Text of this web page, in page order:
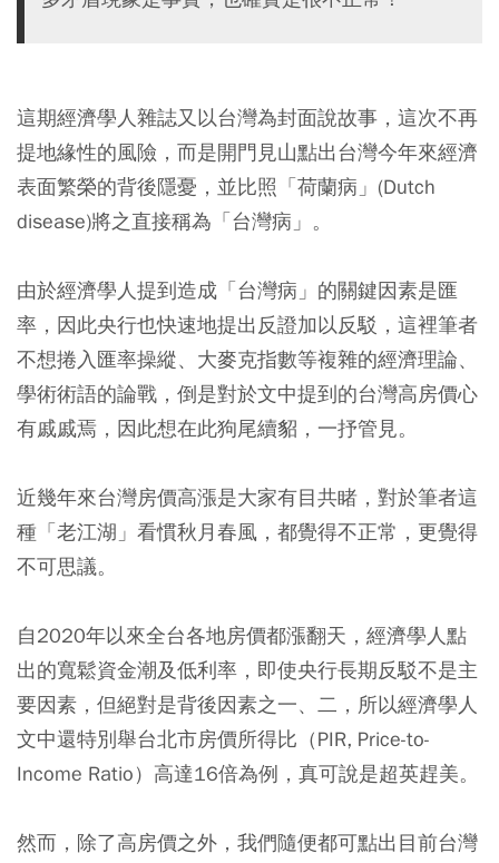
這期經濟學人雜誌又以台灣為封面說故事，這次不再
提地緣性的風險，而是開門見山點出台灣今年來經濟
表面繁榮的背後隱憂，並比照「荷蘭病」(Dutch
disease)將之直接稱為「台灣病」。
由於經濟學人提到造成「台灣病」的關鍵因素是匯
率，因此央行也快速地提出反證加以反駁，這裡筆者
不想捲入匯率操縱、大麥克指數等複雜的經濟理論、
學術術語的論戰，倒是對於文中提到的台灣高房價心
有戚戚焉，因此想在此狗尾續貂，一抒管見。
近幾年來台灣房價高漲是大家有目共睹，對於筆者這
種「老江湖」看慣秋月春風，都覺得不正常，更覺得
不可思議。
自2020年以來全台各地房價都漲翻天，經濟學人點
出的寬鬆資金潮及低利率，即使央行長期反駁不是主
要因素，但絕對是背後因素之一、二，所以經濟學人
文中還特別舉台北市房價所得比（PIR, Price-to-
Income Ratio）高達16倍為例，真可說是超英趕美。
然而，除了高房價之外，我們隨便都可點出目前台灣